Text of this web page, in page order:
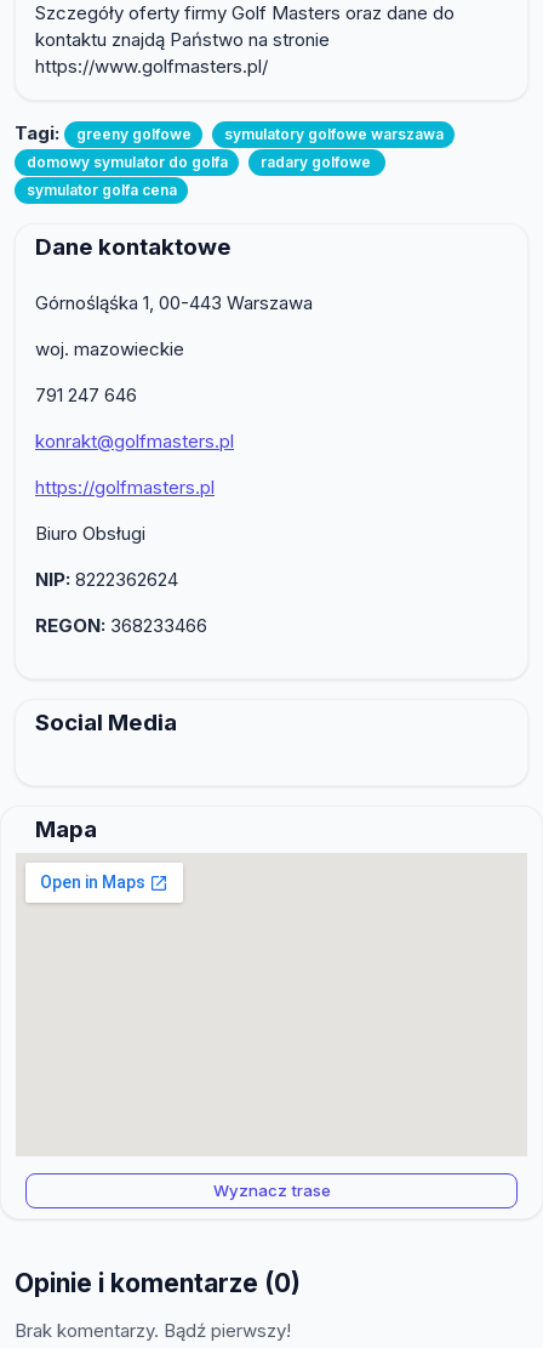
Szczegóły oferty firmy Golf Masters oraz dane do
kontaktu znajdą Państwo na stronie
https://www.golfmasters.pl/
Tagi: greeny golfowe
symulatory golfowe warszawa
domowy symulator do golfa
radary golfowe
symulator golfa cena
Dane kontaktowe
Górnośląśka 1, 00-443 Warszawa
woj. mazowieckie
791 247 646
konrakt@golfmasters.pl
https://golfmasters.pl
Biuro Obsługi
NIP: 8222362624
REGON: 368233466
Social Media
Mapa
Wyznacz trase
Opinie i komentarze (0)
Brak komentarzy. Bądź pierwszy!